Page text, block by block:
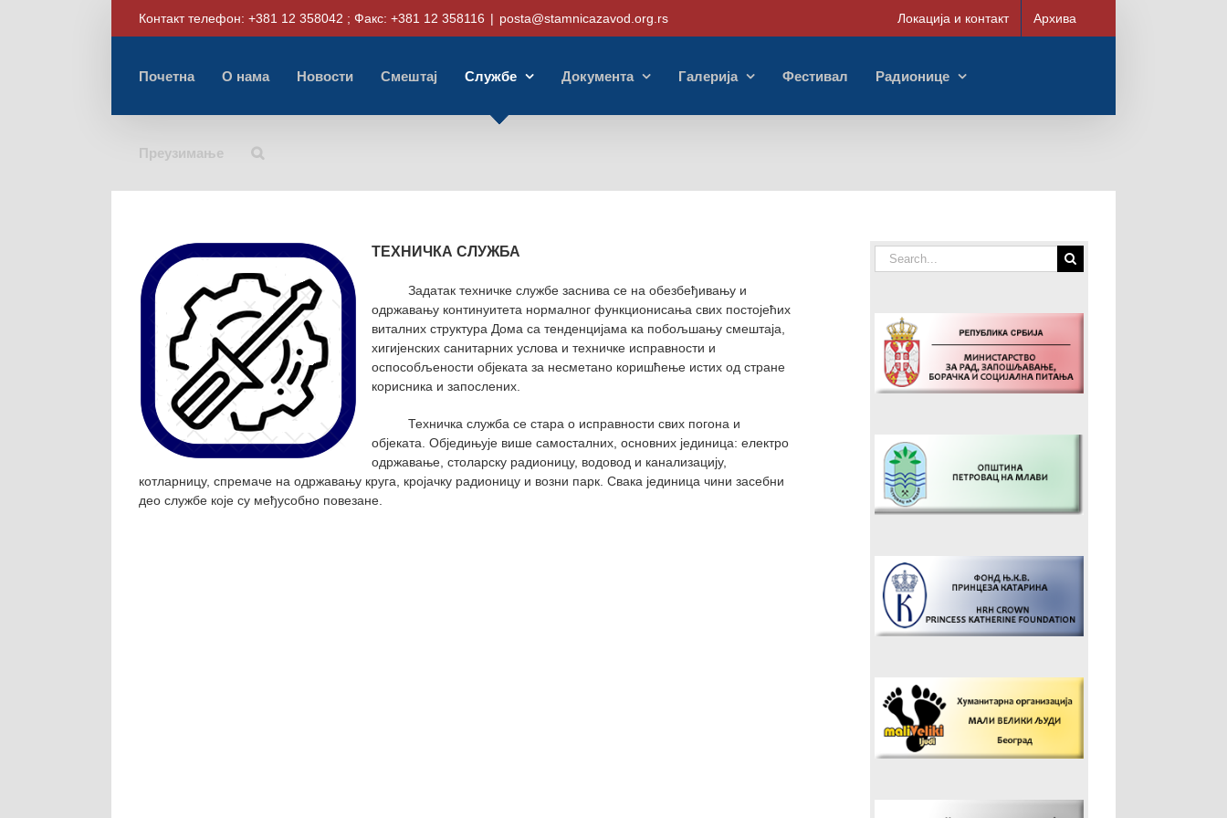
Контакт телефон: +381 12 358042 ; Факс: +381 12 358116 | posta@stamnicazavod.org.rs Локација и контакт Архива
Почетна О нама Новости Смештај Службе Документа Галерија Фестивал Радионице
Преузимање
ТЕХНИЧКА СЛУЖБА
Задатак техничке службе заснива се на обезбеђивању и
одржавању континуитета нормалног функционисања свих постојећих
виталних структура Дома са тенденцијама ка побољшању смештаја,
хигијенских санитарних услова и техничке исправности и
оспособљености објеката за несметано коришћење истих од стране
корисника и запослених.
Техничка служба се стара о исправности свих погона и
објеката. Обједињује више самосталних, основних јединица: електро
одржавање, столарску радионицу, водовод и канализацију,
котларницу, спремаче на одржавању круга, кројачку радионицу и возни парк. Свака јединица чини засебни
део службе које су међусобно повезане.
Search
for: